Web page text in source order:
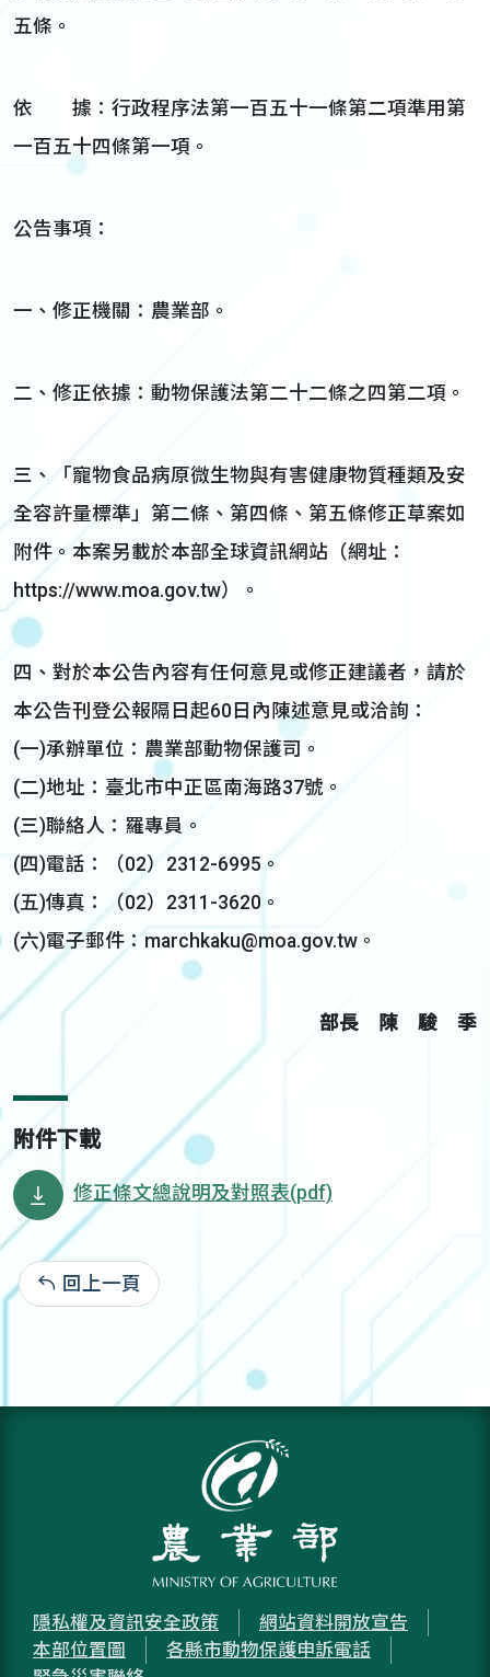
五條。
依 據：行政程序法第一百五十一條第二項準用第
一百五十四條第一項。
公告事項：
一、修正機關：農業部。
二、修正依據：動物保護法第二十二條之四第二項。
三、「寵物食品病原微生物與有害健康物質種類及安
全容許量標準」第二條、第四條、第五條修正草案如
附件。本案另載於本部全球資訊網站（網址：
https://www.moa.gov.tw）。
四、對於本公告內容有任何意見或修正建議者，請於
本公告刊登公報隔日起60日內陳述意見或洽詢：
(一)承辦單位：農業部動物保護司。
(二)地址：臺北市中正區南海路37號。
(三)聯絡人：羅專員。
(四)電話：（02）2312-6995。
(五)傳真：（02）2311-3620。
(六)電子郵件：marchkaku@moa.gov.tw。
部長 陳 駿 季
附件下載
修正條文總說明及對照表(pdf)
回上一頁 113-07-12:3,221
隱私權及資訊安全政策
網站資料開放宣告
本部位置圖
各縣市動物保護申訴電話